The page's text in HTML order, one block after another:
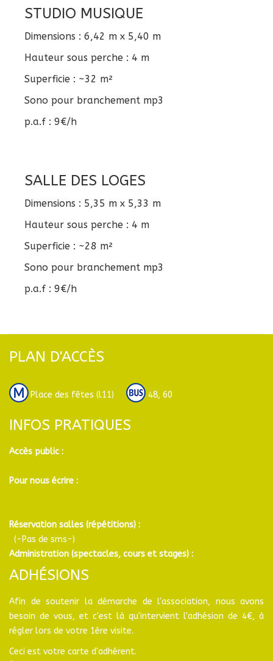
STUDIO MUSIQUE
Dimensions : 6,42 m x 5,40 m
Hauteur sous perche : 4 m
Superficie : ~32 m²
Sono pour branchement mp3
p.a.f : 9€/h
SALLE DES LOGES
Dimensions : 5,35 m x 5,33 m
Hauteur sous perche : 4 m
Superficie : ~28 m²
Sono pour branchement mp3
p.a.f : 9€/h
PLAN D'ACCÈS
Place des fêtes (l11) 48, 60
INFOS PRATIQUES
Accès public :
Pour nous écrire :
Réservation salles (répétitions) :
(-Pas de sms-)
Administration (spectacles, cours et stages) :
ADHÉSIONS
Afin de soutenir la démarche de l'association, nous avons
besoin de vous, et c'est là qu'intervient l'adhésion de 4€, à
régler lors de votre 1ère visite.
Ceci est votre carte d'adhérent.